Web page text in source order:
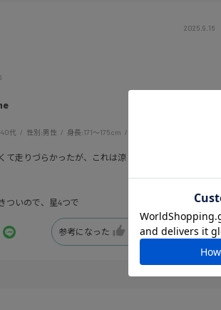
2025.9.16
40代 性別:男性 身長:171～175cm
て走りづらかったが、これは涼しい！素材も軽くとて
ついので、星4つで
参考になった Like! 0